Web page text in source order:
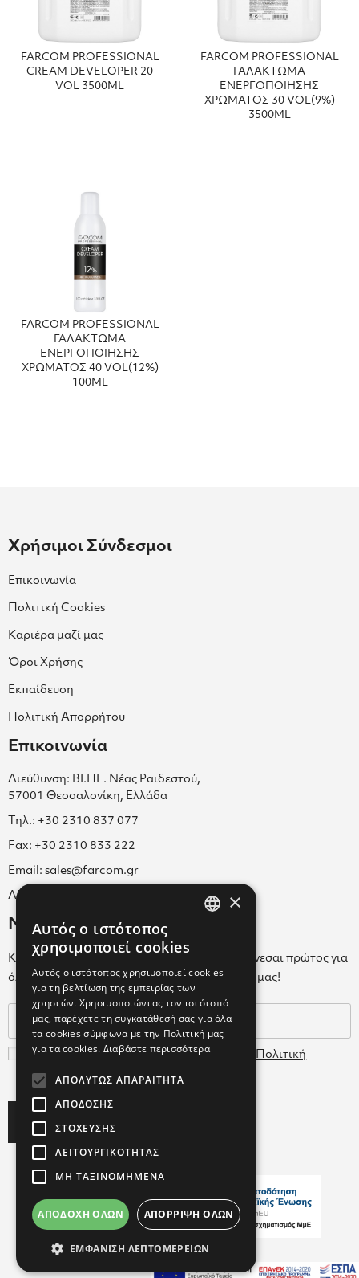
FARCOM PROFESSIONAL
CREAM DEVELOPER 20
VOL 3500ML
FARCOM PROFESSIONAL
ΓΑΛΑΚΤΩΜΑ
ΕΝΕΡΓΟΠΟΙΗΣΗΣ
ΧΡΩΜΑΤΟΣ 30 VOL(9%)
3500ML
FARCOM PROFESSIONAL
ΓΑΛΑΚΤΩΜΑ
ΕΝΕΡΓΟΠΟΙΗΣΗΣ
ΧΡΩΜΑΤΟΣ 40 VOL(12%)
100ML
Χρήσιμοι Σύνδεσμοι
Επικοινωνία
Πολιτική Cookies
Καριέρα μαζί μας
Όροι Χρήσης
Εκπαίδευση
Πολιτική Απορρήτου
Επικοινωνία
Διεύθυνση: ΒΙ.ΠΕ. Νέας Ραιδεστού,
57001 Θεσσαλονίκη, Ελλάδα
Τηλ.: +30 2310 837 077
Fax: +30 2310 833 222
Email: sales@farcom.gr
ΑΡ.Γ.Ε.ΜΗ. 038365205000
Newsletter
Κάνε εγγραφή στο Newsletter για να ενημερώνεσαι πρώτος για
όλα τα νέα μας και τα ολοκαίνουρια προϊόντα μας!
Συμφωνώ με τουςΌρους Χρήσης
Πολιτική
Δεδομένων
Copyright ©2026 FARCOM
×
Αυτός ο ιστότοπος
χρησιμοποιεί cookies
Αυτός ο ιστότοπος χρησιμοποιεί cookies
για τη βελτίωση της εμπειρίας των
χρηστών. Χρησιμοποιώντας τον ιστότοπό
μας, παρέχετε τη συγκατάθεσή σας για όλα
τα cookies σύμφωνα με την Πολιτική μας
για τα cookies. Διαβάστε περισσότερα
ΑΠΟΛΎΤΩΣ ΑΠΑΡΑΊΤΗΤΑ
ΑΠΌΔΟΣΗΣ
ΣΤΌΧΕΥΣΗΣ
ΛΕΙΤΟΥΡΓΙΚΌΤΗΤΑΣ
ΜΗ ΤΑΞΙΝΟΜΗΜΈΝΑ
ΑΠΟΔΟΧΉ ΌΛΩΝ ΑΠΌΡΡΙΨΗ ΌΛΩΝ
ΕΜΦΆΝΙΣΗ ΛΕΠΤΟΜΕΡΕΙΏΝ